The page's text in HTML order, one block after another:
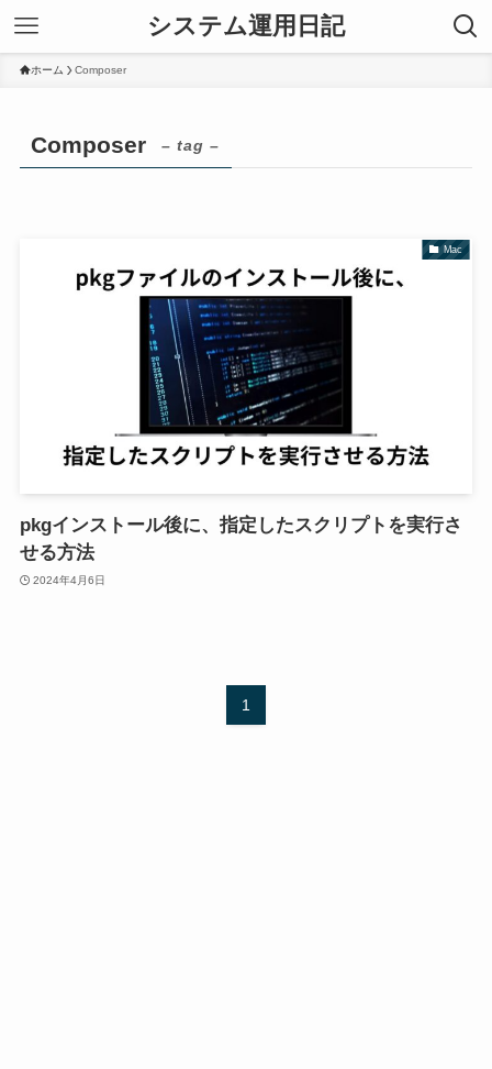
システム運用日記
ホーム Composer
Composer – tag –
Mac
pkgインストール後に、指定したスクリプトを実行さ
せる方法
2024年4月6日
1